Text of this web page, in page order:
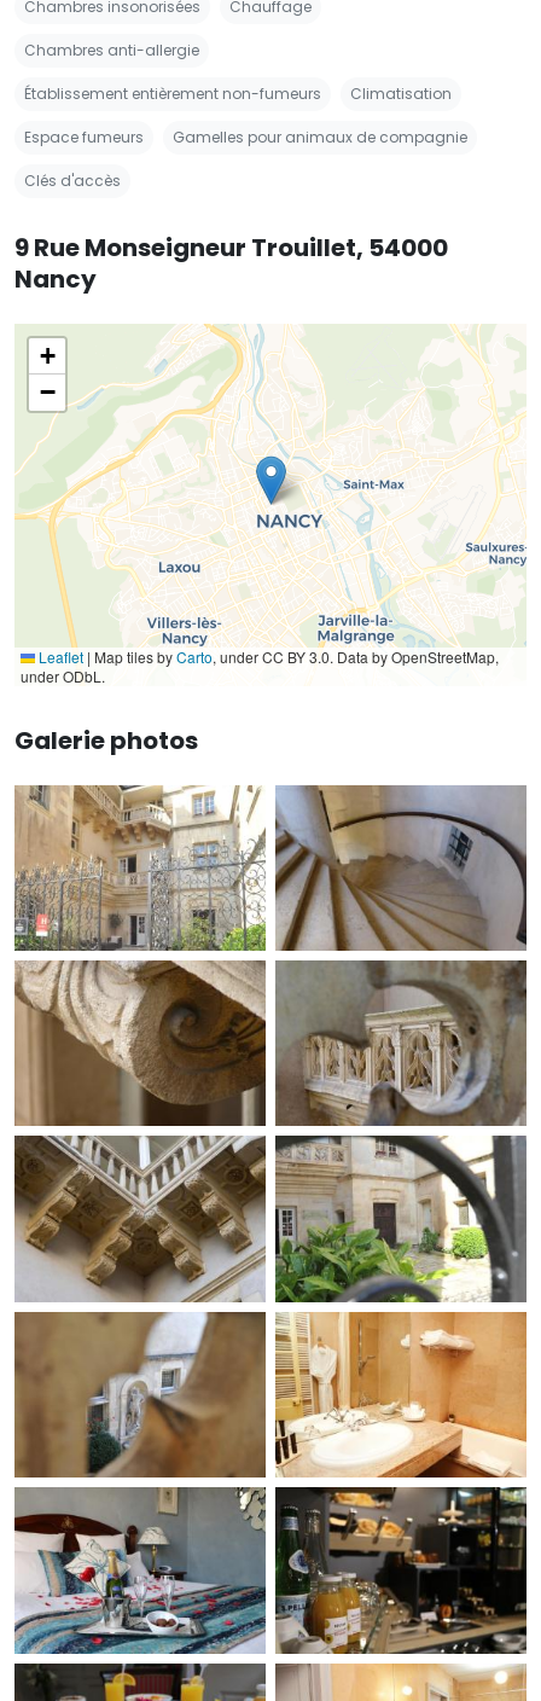
Chambres insonorisées Chauffage
Chambres anti-allergie
Établissement entièrement non-fumeurs Climatisation
Espace fumeurs Gamelles pour animaux de compagnie
Clés d'accès
9 Rue Monseigneur Trouillet, 54000
Nancy
+
−
Leaflet | Map tiles byCarto, under CC BY 3.0. Data by OpenStreetMap,
under ODbL.
Galerie photos